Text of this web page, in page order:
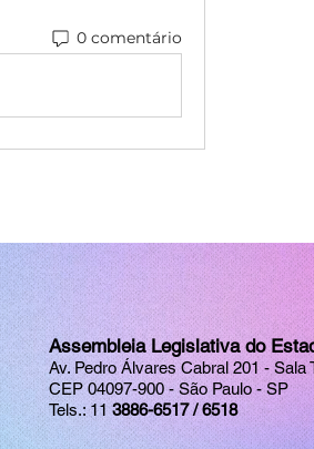
0 comentário
Assembleia Legislativa do
Av. Pedro Álvares Cabral 201 - Sala
CEP 04097-900 - São Paulo - SP
Tels.: 113886-6517 / 6518